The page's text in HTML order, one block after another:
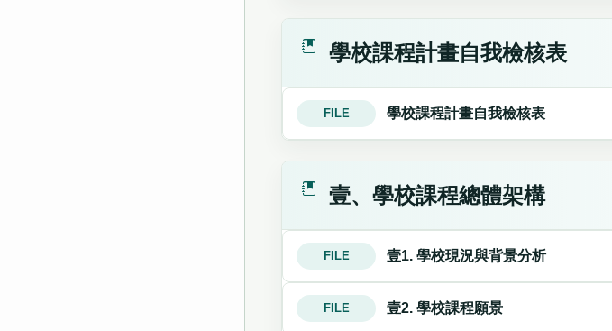
學校課程計畫自我檢核表
FILE 學校課程計畫自我檢核表
壹、學校課程總體架構
FILE 壹1. 學校現況與背景分析
FILE 壹2. 學校課程願景